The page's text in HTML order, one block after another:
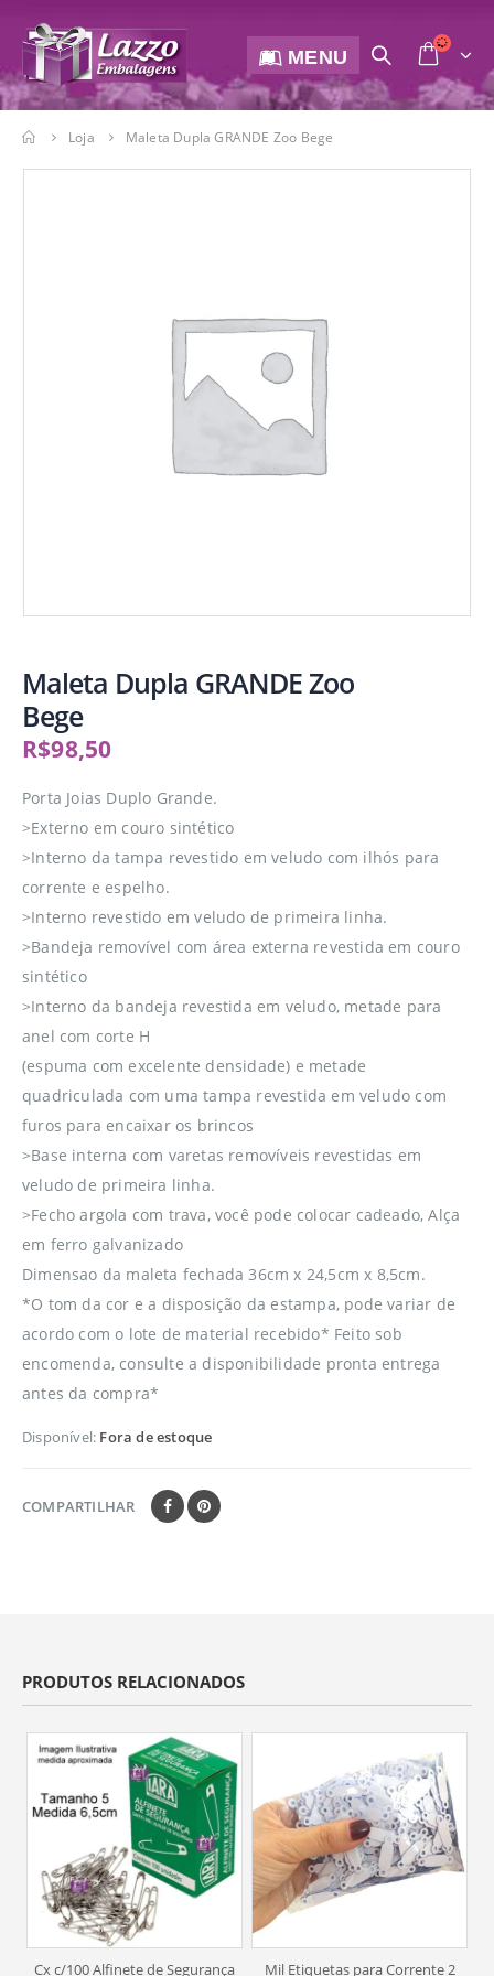
MENU
Loja Maleta Dupla GRANDE Zoo Bege
Maleta Dupla GRANDE Zoo
Bege
R$98,50
Porta Joias Duplo Grande.
>Externo em couro sintético
>Interno da tampa revestido em veludo com ilhós para
corrente e espelho.
>Interno revestido em veludo de primeira linha.
>Bandeja removível com área externa revestida em couro
sintético
>Interno da bandeja revestida em veludo, metade para
anel com corte H
(espuma com excelente densidade) e metade
quadriculada com uma tampa revestida em veludo com
furos para encaixar os brincos
>Base interna com varetas removíveis revestidas em
veludo de primeira linha.
>Fecho argola com trava, você pode colocar cadeado, Alça
em ferro galvanizado
Dimensao da maleta fechada 36cm x 24,5cm x 8,5cm.
*O tom da cor e a disposição da estampa, pode variar de
acordo com o lote de material recebido* Feito sob
encomenda, consulte a disponibilidade pronta entrega
antes da compra*
Disponível: Fora de estoque
COMPARTILHAR
PRODUTOS RELACIONADOS
Cx c/100 Alfinete de Segurança Mil Etiquetas para Corrente 2